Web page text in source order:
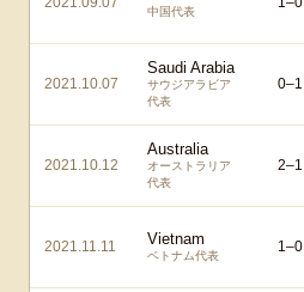
中国代表
2021.10.07
Saudi Arabia
サウジアラビア
代表
0–1
2021.10.12
Australia
オーストラリア
代表
2–1
2021.11.11 Vietnam
ベトナム代表
1–0